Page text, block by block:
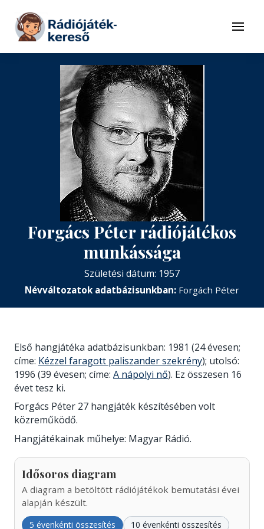
Tovább a tartalomhoz
Menü
Forgács Péter rádiójátékos
munkássága
Születési dátum: 1957
Névváltozatok adatbázisunkban: Forgách Péter
Első hangjátéka adatbázisunkban: 1981 (24 évesen;
címe: Kézzel faragott paliszander szekrény); utolsó:
1996 (39 évesen; címe: A nápolyi nő). Ez összesen 16
évet tesz ki.
Forgács Péter 27 hangjáték készítésében volt
közreműködő.
Hangjátékainak műhelye: Magyar Rádió.
Idősoros diagram
A diagram a betöltött rádiójátékok bemutatási évei
alapján készült.
5 évenkénti összesítés 10 évenkénti összesítés